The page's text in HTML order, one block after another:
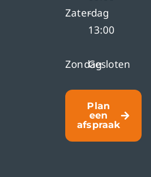
Zaterdag
-
13:00
ZondagGesloten
Plan
een
afspraak